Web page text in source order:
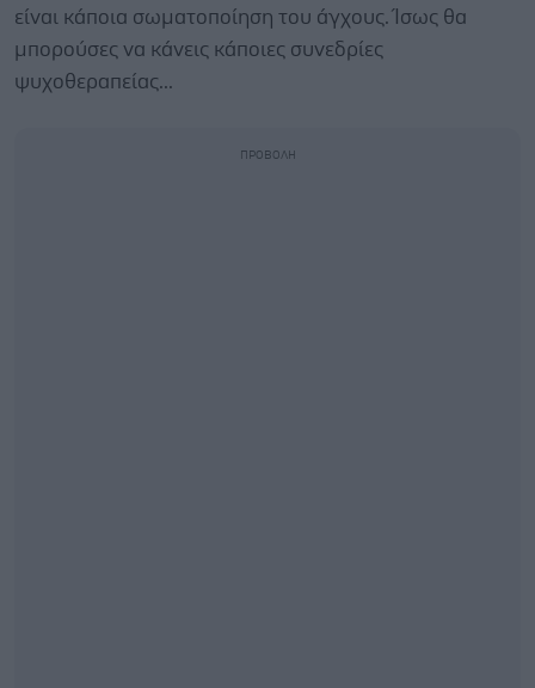
είναι κάποια σωματοποίηση του άγχους. Ίσως θα
μπορούσες να κάνεις κάποιες συνεδρίες
ψυχοθεραπείας...